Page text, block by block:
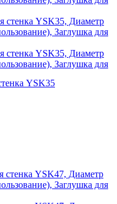
YSK35